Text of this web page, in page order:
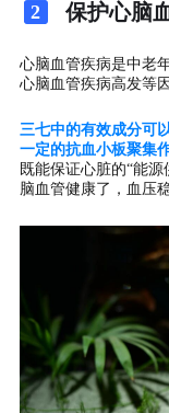
2 保护心脑
心脑血管疾病是中老
心脑血管疾病高发等
三七中的有效成分可
一定的抗血小板聚集
既能保证心脏的“能
脑血管健康了，血压